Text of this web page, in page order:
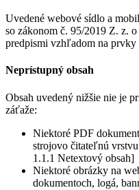
Uvedené webové sídlo a
so zákonom č. 95/2019 Z. z.
predpismi vzhľadom na prvky
Neprístupný obsah
Obsah uvedený nižšie nie je
záťaže:
Niektoré PDF
strojovo čitateľnú
1.1.1 Netextový obsah]
Niektoré obrázky na
dokumentoch, logá,